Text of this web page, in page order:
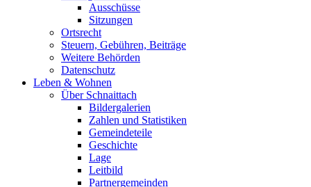
Ausschüsse
Sitzungen
Ortsrecht
Steuern, Gebühren, Beiträge
Weitere Behörden
Datenschutz
Leben & Wohnen
Über Schnaittach
Bildergalerien
Zahlen und Statistiken
Gemeindeteile
Geschichte
Lage
Leitbild
Partnergemeinden